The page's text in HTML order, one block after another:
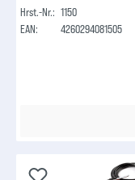
Hrst.-Nr.: 1150
EAN:
4260294081505